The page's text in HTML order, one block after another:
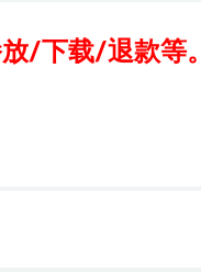
/下载/退款等。